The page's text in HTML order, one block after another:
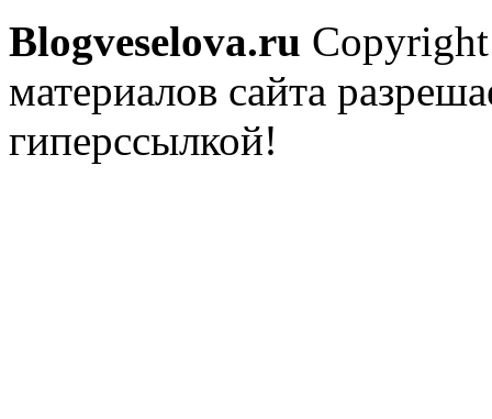
Blogveselova.ru
материалов сайта
гиперссылкой!